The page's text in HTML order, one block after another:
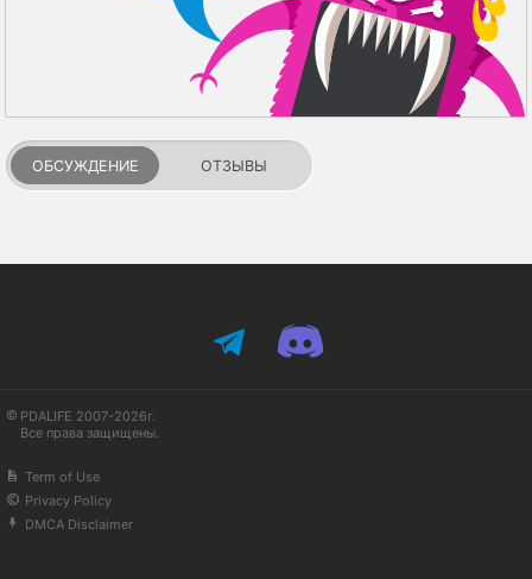
ОБСУЖДЕНИЕ ОТЗЫВЫ
PDALIFE 2007-2026г.
Все права защищены.
Term of Use
Privacy Policy
DMCA Disclaimer